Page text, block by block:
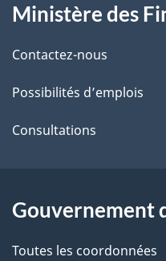
i
l
s
d
l
propos
de
ce
site
Ministère des
Contactez-nous
Possibilités d’emplois
Consultations
Gouvernement
Toutes les coordonnées